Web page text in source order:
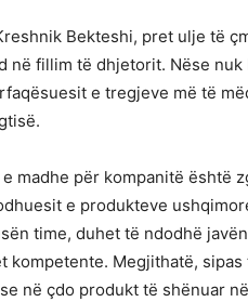
Bekteshi, pret ulje të
në fillim të dhjetorit. Nëse
e tregjeve më të
madhe për kompanitë është
e produkteve
time, duhet të ndodhë
kompetente. Megjithatë,
në çdo produkt të shënuar